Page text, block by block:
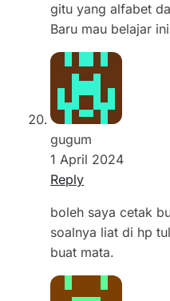
gitu yang alfabet
Baru mau belajar
gugum
1 April 2024
Reply
boleh saya cetak
soalnya liat di hp
buat mata.